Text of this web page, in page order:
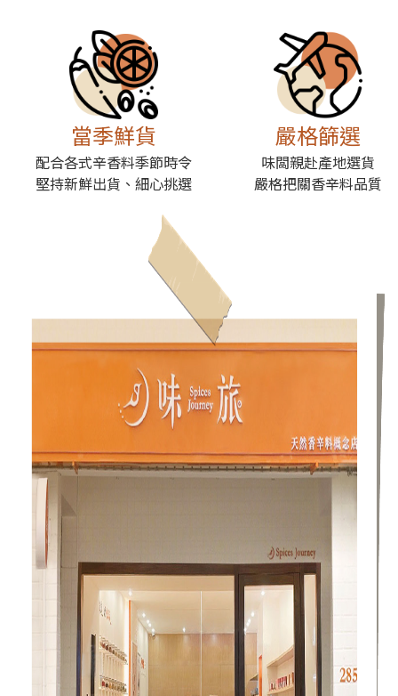
當季鮮貨
配合各式辛香料季節時令
堅持新鮮出貨、細心挑選
嚴格篩選
味闆親赴產地選貨
嚴格把關香辛料品質